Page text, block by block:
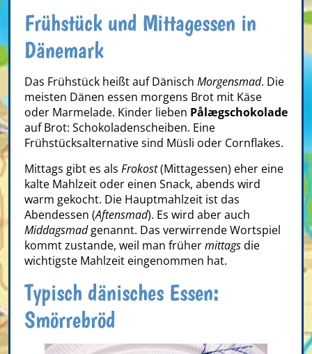
Frühstück und Mittagessen in
Dänemark
Das Frühstück heißt auf Dänisch Morgensmad. Die
meisten Dänen essen morgens Brot mit Käse
oder Marmelade. Kinder lieben Pålægschokolade
auf Brot: Schokoladenscheiben. Eine
Frühstücksalternative sind Müsli oder Cornflakes.
Mittags gibt es als Frokost(Mittagessen) eher eine
kalte Mahlzeit oder einen Snack, abends wird
warm gekocht. Die Hauptmahlzeit ist das
Abendessen (Aftensmad). Es wird aber auch
Middagsmadgenannt. Das verwirrende Wortspiel
kommt zustande, weil man frühermittagsdie
wichtigste Mahlzeit eingenommen hat.
Typisch dänisches Essen:
Smörrebröd